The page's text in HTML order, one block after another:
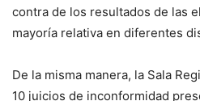
contra de los resultados de las
mayoría relativa en diferentes
De la misma manera, la Sala
10 juicios de inconformidad